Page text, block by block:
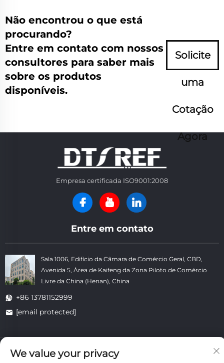
Não encontrou o que está
procurando?
Entre em contato com nossos
consultores para saber mais
sobre os produtos
disponíveis.
Solicite
uma
Cotação
Agora
Empresa certificada ISO9001:2008
Entre em contato
Sala 1006, Edifício da Câmara de Comércio Geral, CBD,
Avenida 5, Área de Kaifeng da Zona Piloto de Comércio
Livre da China (Henan), China
+86 13781152999
[email protected]
Copyright © Kaifeng Datong Refractories Co., Ltd. Todos os
Direitos Reservados. - Política de Privacidade
We value your privacy